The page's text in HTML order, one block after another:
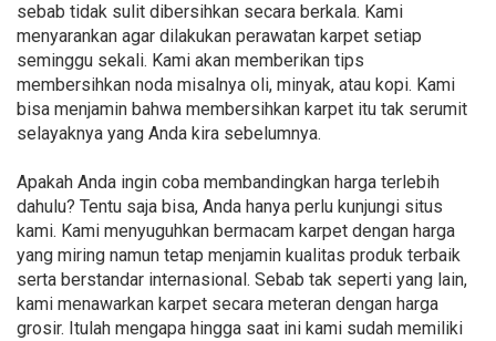
sebab tidak sulit dibersihkan secara berkala. Kami
menyarankan agar dilakukan perawatan karpet setiap
seminggu sekali. Kami akan memberikan tips
membersihkan noda misalnya oli, minyak, atau kopi. Kami
bisa menjamin bahwa membersihkan karpet itu tak serumit
selayaknya yang Anda kira sebelumnya.
Apakah Anda ingin coba membandingkan harga terlebih
dahulu? Tentu saja bisa, Anda hanya perlu kunjungi situs
kami. Kami menyuguhkan bermacam karpet dengan harga
yang miring namun tetap menjamin kualitas produk terbaik
serta berstandar internasional. Sebab tak seperti yang lain,
kami menawarkan karpet secara meteran dengan harga
grosir. Itulah mengapa hingga saat ini kami sudah memiliki